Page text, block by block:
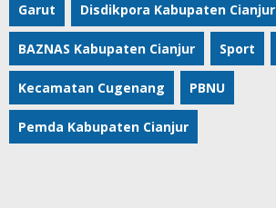
Garut Disdikpora Kabupaten Cianjur
BAZNAS Kabupaten Cianjur Sport
Kecamatan Cugenang PBNU
Pemda Kabupaten Cianjur